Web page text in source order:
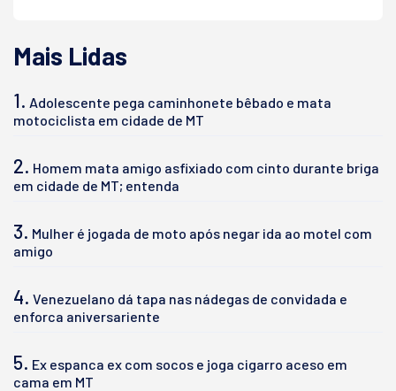
Mais Lidas
1. Adolescente pega caminhonete bêbado e mata
motociclista em cidade de MT
2. Homem mata amigo asfixiado com cinto durante briga
em cidade de MT; entenda
3. Mulher é jogada de moto após negar ida ao motel com
amigo
4. Venezuelano dá tapa nas nádegas de convidada e
enforca aniversariente
5. Ex espanca ex com socos e joga cigarro aceso em
cama em MT